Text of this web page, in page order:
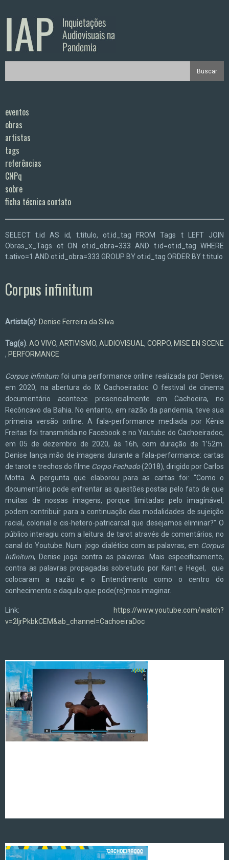
eventos
obras
artistas
tags
referências
CNPq
sobre
ficha técnica contato
SELECT t.id AS id, t.titulo, ot.id_tag FROM Tags t LEFT JOIN
Obras_x_Tags ot ON ot.id_obra=333 AND t.id=ot.id_tag WHERE
t.ativo=1 AND ot.id_obra=333 GROUP BY ot.id_tag ORDER BY t.titulo
Corpus infinitum
Artista(s): Denise Ferreira da Silva
Tag(s): AO VIVO, ARTIVISMO, AUDIOVISUAL , CORPO, MISE EN SCENE
, PERFORMANCE
Corpus infinitum foi uma performance online realizada por Denise,
em 2020, na abertura do IX Cachoeiradoc. O festival de cinema
documentário acontece presencialmente em Cachoeira, no
Recôncavo da Bahia. No entanto, em razão da pandemia, teve sua
primeira versão online. A fala-performance mediada por Kênia
Freitas foi transmitida no Facebook e no Youtube do Cachoeiradoc,
em 05 de dezembro de 2020, às 16h, com duração de 1’52m.
Denise lança mão de imagens durante a fala-performance: cartas
de tarot e trechos do filme Corpo Fechado(2018), dirigido por Carlos
Motta. A pergunta que elaborou para as cartas foi: “Como o
documentário pode enfrentar as questões postas pelo fato de que
muitas de nossas imagens, porque limitadas pelo imaginável,
podem contribuir para a continuação das modalidades de sujeição
racial, colonial e cis-hetero-patricarcal que desejamos eliminar?” O
público interagiu com a leitura de tarot através de comentários, no
canal do Youtube. Num jogo dialético com as palavras, em Corpus
Infinitum, Denise joga contra as palavras. Mais especificamente,
contra as palavras propagadas sobretudo por Kant e Hegel, que
colocaram a razão e o Entendimento como o centro do
conhecimento e daquilo que pode(re)mos imaginar.
Link:
https://www.youtube.com/watch?
v=2ljrPkbkCEM&ab_channel=CachoeiraDoc